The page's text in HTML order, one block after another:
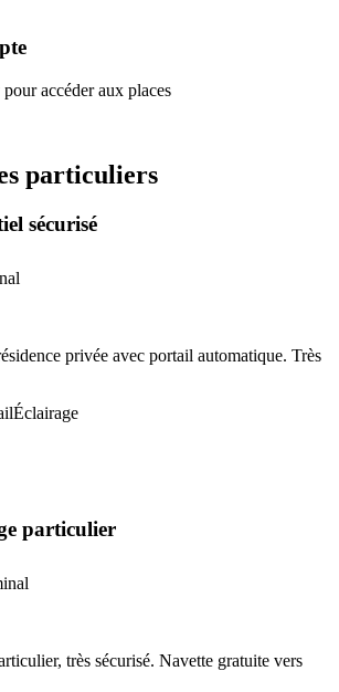
accéder aux places
particuliers
sécurisé
privée avec portail automatique. Très
Éclairage
particulier
très sécurisé. Navette gratuite vers